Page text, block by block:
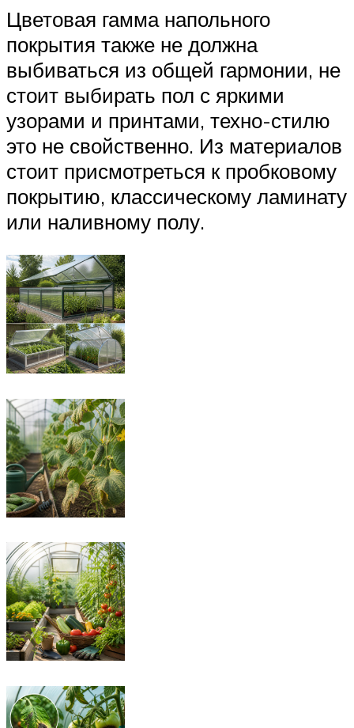
Цветовая гамма напольного
покрытия также не должна
выбиваться из общей гармонии, не
стоит выбирать пол с яркими
узорами и принтами, техно-стилю
это не свойственно. Из материалов
стоит присмотреться к пробковому
покрытию, классическому ламинату
или наливному полу.